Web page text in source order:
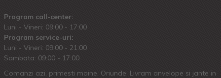
Program call-center:
Luni - Vineri: 09:00 - 17:00
Program service-uri:
Luni - Vineri: 09.00 - 21:00
Sambata: 09:00 - 17:00
Comanzi azi, primesti maine. Oriunde. Livram anvelope si jante in